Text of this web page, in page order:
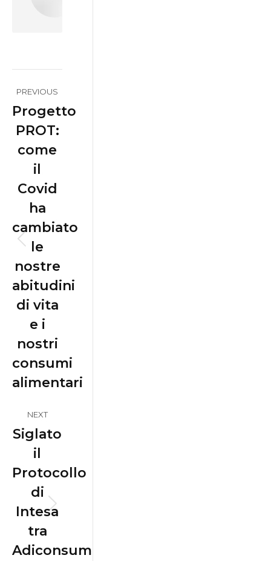
navigation
PREVIOUS
Previous
post:
Progetto
PROT:
come
il
Covid
ha
cambiato
le
nostre
abitudini
di vita
e i
nostri
consumi
alimentari
NEXT
Next
post:
Siglato
il
Protocollo
di
Intesa
tra
Adiconsum